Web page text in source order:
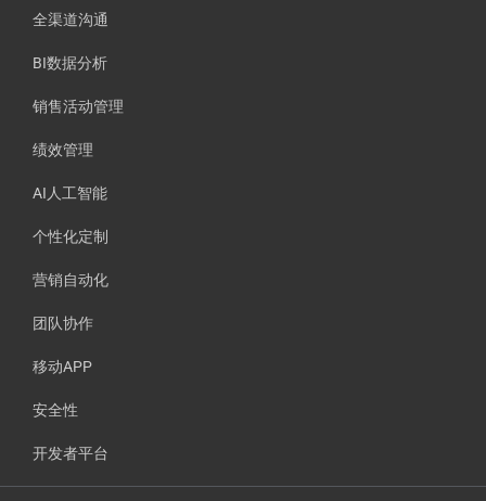
全渠道沟通
BI数据分析
销售活动管理
绩效管理
AI人工智能
个性化定制
营销自动化
团队协作
移动APP
安全性
开发者平台